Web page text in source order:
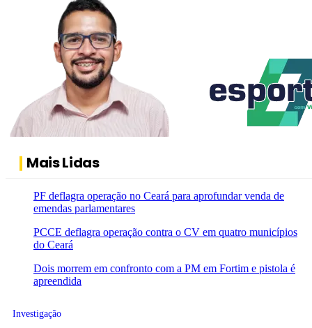
Mais Lidas
PF deflagra operação no Ceará para aprofundar venda de
emendas parlamentares
PCCE deflagra operação contra o CV em quatro municípios
do Ceará
Dois morrem em confronto com a PM em Fortim e pistola é
apreendida
Investigação